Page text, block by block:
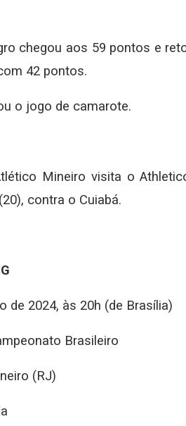
chegou aos 59 pontos e
42 pontos.
o jogo de camarote.
Mineiro visita o
contra o Cuiabá.
de 2024, às 20h (de Brasília)
Brasileiro
(RJ)